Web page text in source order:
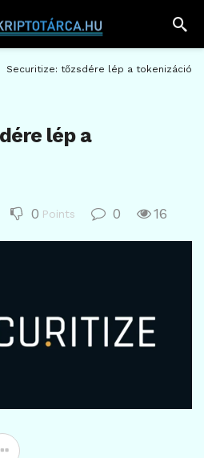
Securitize: tőzsdére lép a tokenizáció
lép a
0 Points 0 16